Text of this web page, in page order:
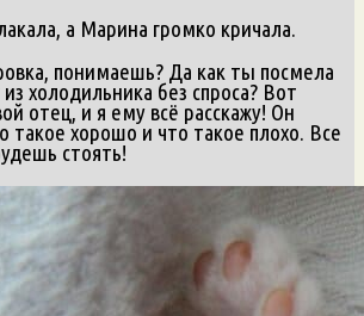
а Марина громко кричала.
понимаешь? Да как ты посмела
холодильника без спроса? Вот
отец, и я ему всё расскажу! Он
такое хорошо и что такое плохо. Все
стоять!